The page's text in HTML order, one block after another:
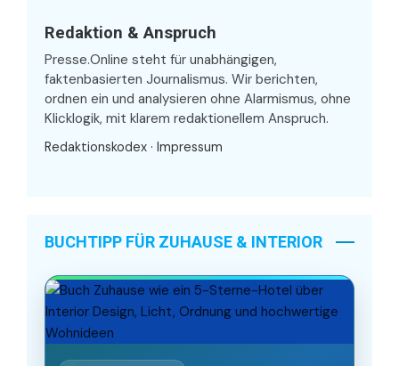
Redaktion & Anspruch
Presse.Online steht für unabhängigen,
faktenbasierten Journalismus. Wir berichten,
ordnen ein und analysieren ohne Alarmismus, ohne
Klicklogik, mit klarem redaktionellem Anspruch.
Redaktionskodex · Impressum
BUCHTIPP FÜR ZUHAUSE & INTERIOR